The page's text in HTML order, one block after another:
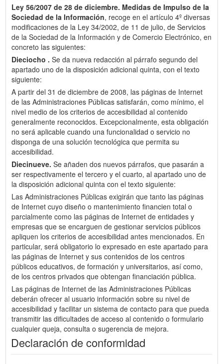
Ley 56/2007 de 28 de diciembre. Medidas de Impulso de la
Sociedad de la Información, recoge en el artículo 4º diversas
modificaciones de la Ley 34/2002, de 11 de julio, de Servicios
de la Sociedad de la Información y de Comercio Electrónico, en
concreto las siguientes:
Dieciocho . Se da nueva redacción al párrafo segundo del
apartado uno de la disposición adicional quinta, con el texto
siguiente:
A partir del 31 de diciembre de 2008, las páginas de Internet
de las Administraciones Públicas satisfarán, como mínimo, el
nivel medio de los criterios de accesibilidad al contenido
generalmente reconocidos. Excepcionalmente, esta obligación
no será aplicable cuando una funcionalidad o servicio no
disponga de una solución tecnológica que permita su
accesibilidad.
Diecinueve. Se añaden dos nuevos párrafos, que pasarán a
ser respectivamente el tercero y el cuarto, al apartado uno de
la disposición adicional quinta con el texto siguiente:
Las Administraciones Públicas exigirán que tanto las páginas
de Internet cuyo diseño o mantenimiento financien total o
parcialmente como las páginas de Internet de entidades y
empresas que se encarguen de gestionar servicios públicos
apliquen los criterios de accesibilidad antes mencionados. En
particular, será obligatorio lo expresado en este apartado para
las páginas de Internet y sus contenidos de los centros
públicos educativos, de formación y universitarios, así como,
de los centros privados que obtengan financiación pública.
Las páginas de Internet de las Administraciones Públicas
deberán ofrecer al usuario información sobre su nivel de
accesibilidad y facilitar un sistema de contacto para que pueda
transmitir las dificultades de acceso al contenido o formulario
cualquier queja, consulta o sugerencia de mejora.
Declaración de conformidad